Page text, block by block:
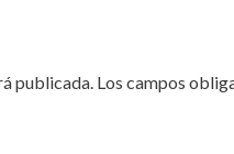
publicada. Los campos